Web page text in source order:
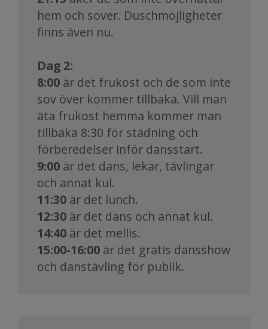
hem och sover. Duschmöjligheter
finns även nu.
Dag 2:
8:00 är det frukost och de som inte
sov över kommer tillbaka. Vill man
äta frukost hemma kommer man
tillbaka 8:30 för städning och
förberedelser inför dansstart.
9:00 är det dans, lekar, tävlingar
och annat kul.
11:30 är det lunch.
12:30 är det dans och annat kul.
14:40 är det mellis.
15:00-16:00 är det gratis dansshow
och danstävling för publik.